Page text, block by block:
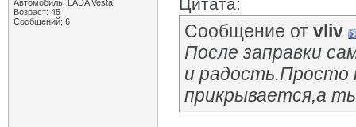
Автомобиль: LADA Vesta
Возраст: 45
Сообщений: 6
Сообщение от vliv
После заправки
и радость.Просто
прикрывается,а